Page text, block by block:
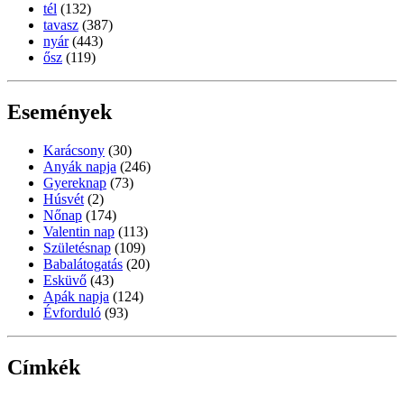
tél (132)
tavasz (387)
nyár (443)
ősz (119)
Események
Karácsony (30)
Anyák napja (246)
Gyereknap (73)
Húsvét (2)
Nőnap (174)
Valentin nap (113)
Születésnap (109)
Babalátogatás (20)
Esküvő (43)
Apák napja (124)
Évforduló (93)
Címkék